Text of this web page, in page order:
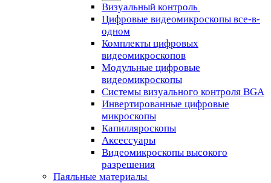
Визуальный контроль
Цифровые видеомикроскопы все-в-
одном
Комплекты цифровых
видеомикроскопов
Модульные цифровые
видеомикроскопы
Cистемы визуального контроля BGA
Инвертированные цифровые
микроскопы
Капилляроскопы
Аксессуары
Видеомикроскопы высокого
разрешения
Паяльные материалы